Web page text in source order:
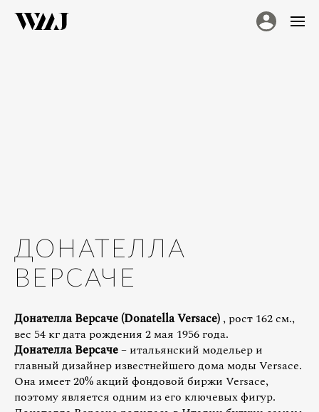
ДОНАТЕЛЛА
ВЕРСАЧЕ
Донателла Версаче (Donatella Versace) , рост 162 см.,
вес 54 кг дата рождения 2 мая 1956 года.
Донателла Версаче– итальянский модельер и
главный дизайнер известнейшего дома моды Versace.
Она имеет 20% акций фондовой биржи Versace,
поэтому является одним из его ключевых фигур.